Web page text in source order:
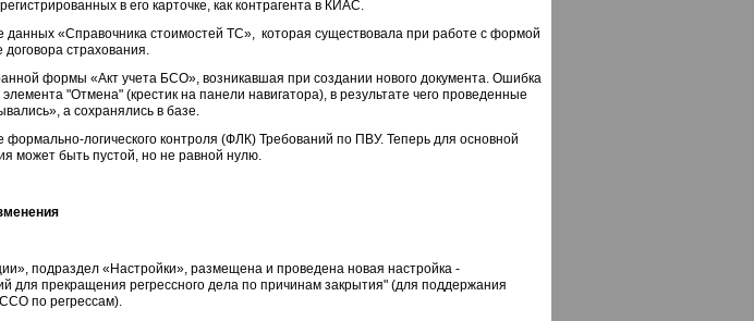
в его карточке, как контрагента в КИАС.
данных «Справочника стоимостей ТС», которая существовала при работе с формой
страхования.
формы «Акт учета БСО», возникавшая при создании нового документа. Ошибка
"Отмена" (крестик на панели навигатора), в результате чего проведенные
а сохранялись в базе.
логического контроля (ФЛК) Требований по ПВУ. Теперь для основной
может быть пустой, но не равной нулю.
подраздел «Настройки», размещена и проведена новая настройка -
для прекращения регрессного дела по причинам закрытия" (для поддержания
по регрессам).